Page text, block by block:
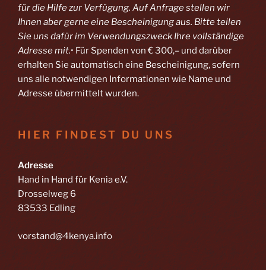
für die Hilfe zur Verfügung. Auf Anfrage stellen wir
Ihnen aber gerne eine Bescheinigung aus. Bitte teilen
Sie uns dafür im Verwendungszweck Ihre vollständige
Adresse mit.• Für Spenden von € 300,– und darüber
erhalten Sie automatisch eine Bescheinigung, sofern
uns alle notwendigen Informationen wie Name und
Adresse übermittelt wurden.
HIER FINDEST DU UNS
Adresse
Hand in Hand für Kenia e.V.
Drosselweg 6
83533 Edling
vorstand@4kenya.info